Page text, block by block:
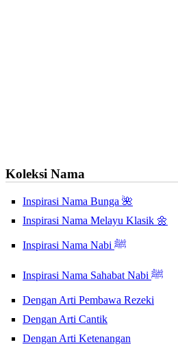
Koleksi Nama
Inspirasi Nama Bunga 🌺
Inspirasi Nama Melayu Klasik 🌼
Inspirasi Nama Nabi ﷺ
Inspirasi Nama Sahabat Nabi ﷺ
Dengan Arti Pembawa Rezeki
Dengan Arti Cantik
Dengan Arti Ketenangan